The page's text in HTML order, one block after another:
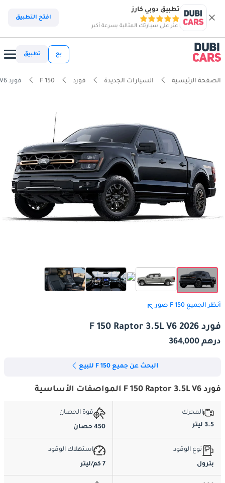
تطبيق دوبي كارز
اعثر على سيارتك المثالية بسرعة أكبر
افتح التطبيق
بع تطبيق
الصفحة الرئيسية السيارات الجديدة فورد F 150 فورد F 150 Raptor 3.5L V6
أنظر الجميع F 150 صور
فورد F 150 Raptor 3.5L V6 2026
درهم 364,000
البحث عن جميع F 150 للبيع
فورد F 150 Raptor 3.5L V6 المواصفات الأساسية
المحرك
3.5 ليتر
قوة الحصان
450 حصان
نوع الوقود
بترول
استهلاك الوقود
7 كم/ليتر